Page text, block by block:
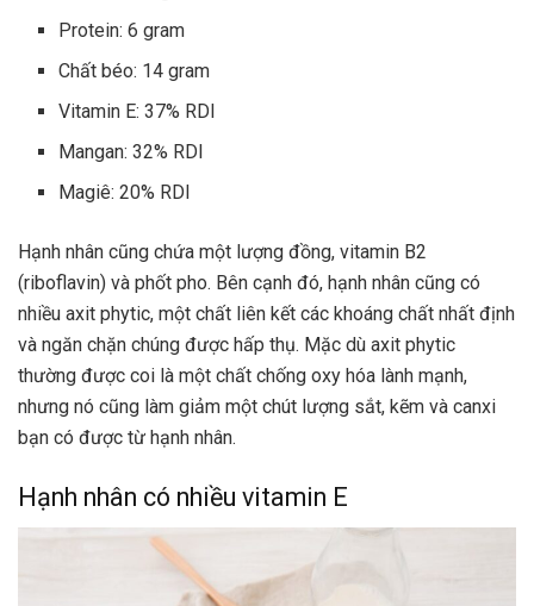
Protein: 6 gram
Chất béo: 14 gram
Vitamin E: 37% RDI
Mangan: 32% RDI
Magiê: 20% RDI
Hạnh nhân cũng chứa một lượng đồng, vitamin B2
(riboflavin) và phốt pho. Bên cạnh đó, hạnh nhân cũng có
nhiều axit phytic, một chất liên kết các khoáng chất nhất định
và ngăn chặn chúng được hấp thụ. Mặc dù axit phytic
thường được coi là một chất chống oxy hóa lành mạnh,
nhưng nó cũng làm giảm một chút lượng sắt, kẽm và canxi
bạn có được từ hạnh nhân.
Hạnh nhân có nhiều vitamin E